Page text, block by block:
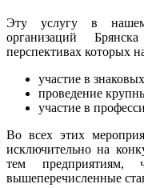
Эту услугу в нашем
организаций
перспективах которых
участие в
проведение
участие в
Во всех этих
исключительно на
тем предприятиям,
вышеперечисленные